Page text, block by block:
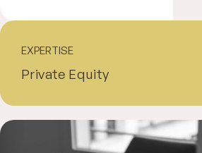
EXPERTISE
Private Equity